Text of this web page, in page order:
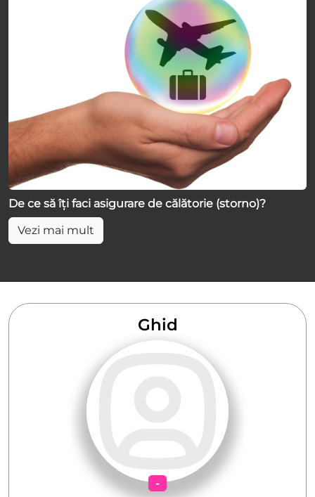
De ce să îți faci asigurare de călătorie (storno)?
Vezi mai mult
Ghid
-